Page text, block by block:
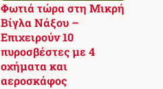
Φωτιά τώρα στη Μικρή
Βίγλα Νάξου –
Επιχειρούν 10
πυροσβέστες με 4
οχήματα και
αεροσκάφος